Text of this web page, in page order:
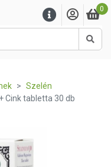
0
Szelén
Cink tabletta 30 db